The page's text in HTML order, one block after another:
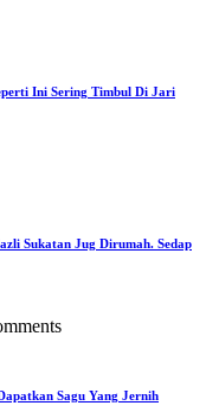
Ini Sering Timbul Di Jari
Sukatan Jug Dirumah. Sedap
Sagu Yang Jernih